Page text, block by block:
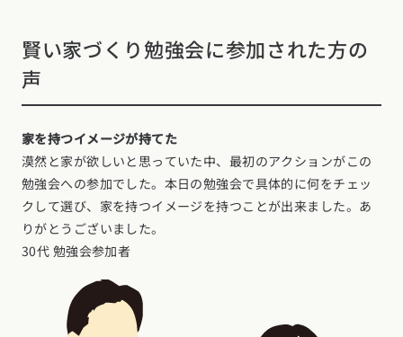
賢い家づくり勉強会に参加された方の
声
家を持つイメージが持てた
漠然と家が欲しいと思っていた中、最初のアクションがこの
勉強会への参加でした。本日の勉強会で具体的に何をチェッ
クして選び、家を持つイメージを持つことが出来ました。あ
りがとうございました。
30代 勉強会参加者